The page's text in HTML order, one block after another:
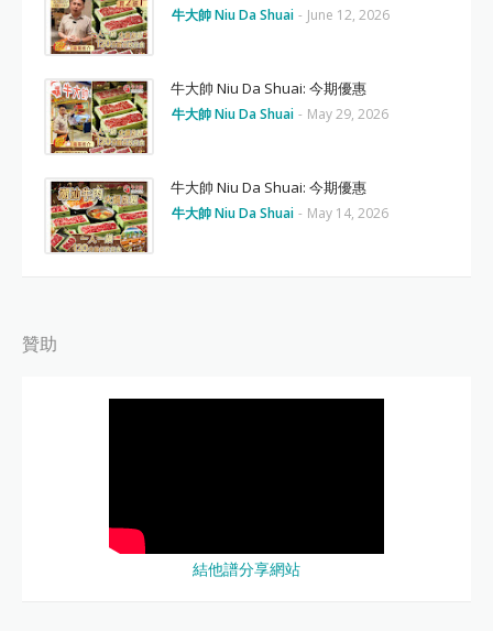
牛大帥 Niu Da Shuai - June 12, 2026
牛大帥 Niu Da Shuai: 今期優惠
牛大帥 Niu Da Shuai - May 29, 2026
牛大帥 Niu Da Shuai: 今期優惠
牛大帥 Niu Da Shuai - May 14, 2026
贊助
結他譜分享網站